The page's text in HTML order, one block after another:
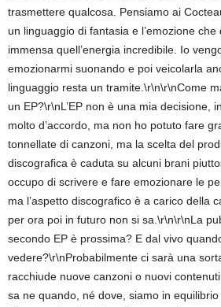
trasmettere qualcosa. Pensiamo ai
un linguaggio di fantasia e l’emozione
immensa quell’energia incredibile. Io
emozionarmi suonando e poi veicolarla
linguaggio resta un tramite.\r\n\r\nCome
un EP?\r\nL’EP non è una mia decisione,
molto d’accordo, ma non ho potuto fare
tonnellate di canzoni, ma la scelta del
discografica è caduta su alcuni brani
occupo di scrivere e fare emozionare le
ma l’aspetto discografico è a carico della
per ora poi in futuro non si sa.\r\n\r\nLa
secondo EP è prossima? E dal vivo
vedere?\r\nProbabilmente ci sarà una
racchiude nuove canzoni o nuovi
sa ne quando, né dove, siamo in